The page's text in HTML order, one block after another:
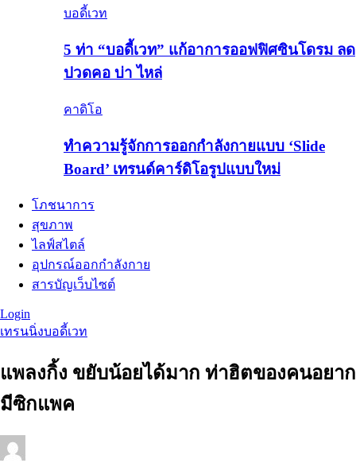
บอดี้เวท
5 ท่า “บอดี้เวท” แก้อาการออฟฟิศซินโดรม ลด
ปวดคอ บ่า ไหล่
คาดิโอ
ทำความรู้จักการออกกำลังกายแบบ ‘Slide
Board’ เทรนด์คาร์ดิโอรูปแบบใหม่
โภชนาการ
สุขภาพ
ไลฟ์สไตล์
อุปกรณ์ออกกำลังกาย
สารบัญเว็บไซต์
Login
เทรนนิ่งบอดี้เวท
แพลงกิ้ง ขยับน้อยได้มาก ท่าฮิตของคนอยาก
มีซิกแพค